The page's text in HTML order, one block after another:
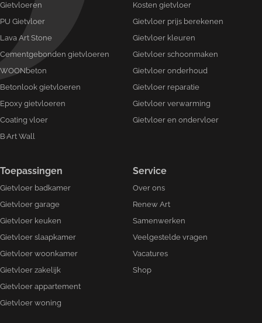
Gietvloeren
PU Gietvloer
Lava Art Stone
Cementgebonden gietvloeren
WOONbeton
Betonlook gietvloeren
Epoxy gietvloeren
Coating vloer
B·Art Wall
Kosten gietvloer
Gietvloer prijs berekenen
Gietvloer kleuren
Gietvloer schoonmaken
Gietvloer onderhoud
Gietvloer reparatie
Gietvloer verwarming
Gietvloer en ondervloer
Toepassingen
Gietvloer badkamer
Gietvloer garage
Gietvloer keuken
Gietvloer slaapkamer
Gietvloer woonkamer
Gietvloer zakelijk
Gietvloer appartement
Gietvloer woning
Service
Over ons
Renew Art
Samenwerken
Veelgestelde vragen
Vacatures
Shop